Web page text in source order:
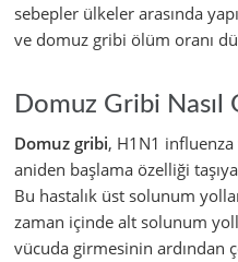
sebepler ülkeler arasında
ve domuz gribi ölüm oranı
Domuz Gribi Nasıl
Domuz gribi, H1N1
aniden başlama özelliği
Bu hastalık üst solunum
zaman içinde alt solunum
vücuda girmesinin ardından